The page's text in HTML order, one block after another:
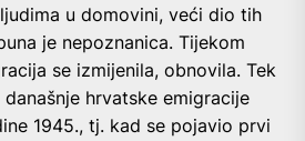
u domovini, veći dio tih
je nepoznanica. Tijekom
se izmijenila, obnovila. Tek
hrvatske emigracije
1945., tj. kad se pojavio prvi